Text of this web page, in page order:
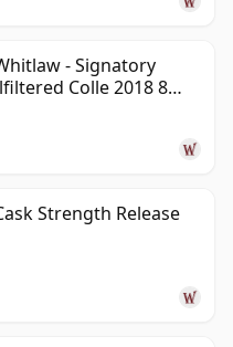
- Signatory
Colle 2018 8
Strength Release